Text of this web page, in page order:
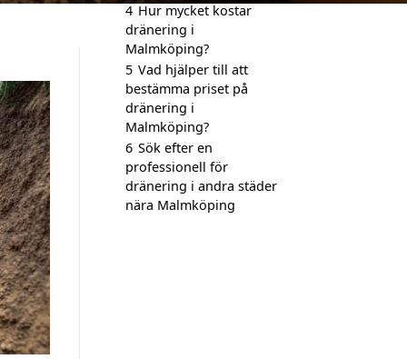
4 Hur mycket kostar
dränering i
Malmköping?
5 Vad hjälper till att
bestämma priset på
dränering i
Malmköping?
6 Sök efter en
professionell för
dränering i andra städer
nära Malmköping